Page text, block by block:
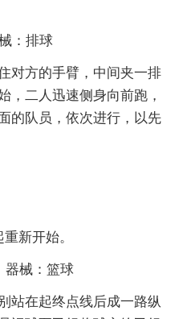
：排球
方的手臂，中间夹一排
，二人迅速侧身向前跑，
的队员，依次进行，以先
新开始。
械：篮球
在起终点线后成一路纵